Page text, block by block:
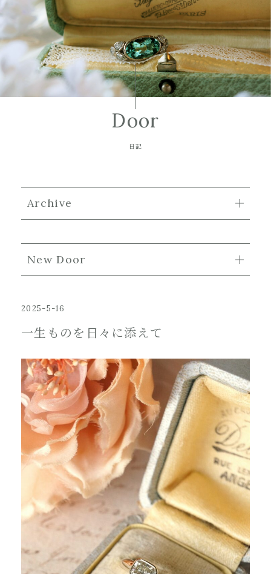
Door
日記
Archive
New Door
2025-5-16
一生ものを日々に添えて